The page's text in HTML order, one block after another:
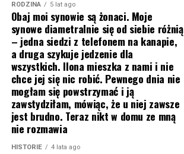
RODZINA 5 lat ago
Obaj moi synowie są żonaci. Moje
synowe diametralnie się od siebie różnią
– jedna siedzi z telefonem na kanapie,
a druga szykuje jedzenie dla
wszystkich. Ilona mieszka z nami i nie
chce jej się nic robić. Pewnego dnia nie
mogłam się powstrzymać i ją
zawstydziłam, mówiąc, że u niej zawsze
jest brudno. Teraz nikt w domu ze mną
nie rozmawia
HISTORIE 4 lata ago